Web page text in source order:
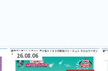
26.08.06